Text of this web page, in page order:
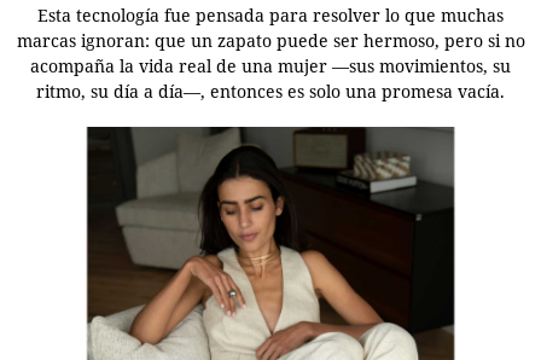
Esta tecnología fue pensada para resolver lo que muchas
marcas ignoran: que un zapato puede ser hermoso, pero si no
acompaña la vida real de una mujer —sus movimientos, su
ritmo, su día a día—, entonces es solo una promesa vacía.